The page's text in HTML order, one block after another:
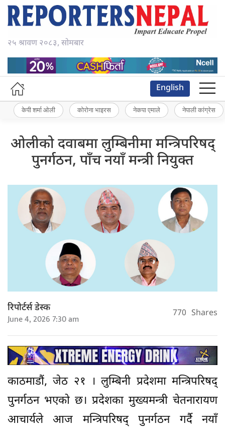
२५ श्रावण २०८३, सोमबार
English
केपी शर्मा ओली कोरोना भाइरस नेकपा एमाले नेपाली कांग्रेस
ओलीको दवाबमा लुम्बिनीमा मन्त्रिपरिषद्
पुनर्गठन, पाँच नयाँ मन्त्री नियुक्त
रिपोर्टर्स डेस्क
June 4, 2026 7:30 am 770 Shares
काठमाडौं, जेठ २१ । लुम्बिनी प्रदेशमा मन्त्रिपरिषद्
पुनर्गठन भएको छ। प्रदेशका मुख्यमन्त्री चेतनारायण
आचार्यले आज मन्त्रिपरिषद् पुनर्गठन गर्दै नयाँ